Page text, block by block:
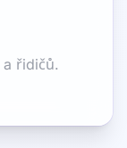
řidičů.